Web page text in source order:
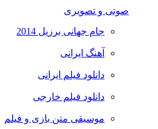
صوتی و تصویری
جام جهانی برزیل 2014
آهنگ ایرانی
دانلود فیلم ایرانی
دانلود فیلم خارجی
موسیقی متن بازی و فیلم